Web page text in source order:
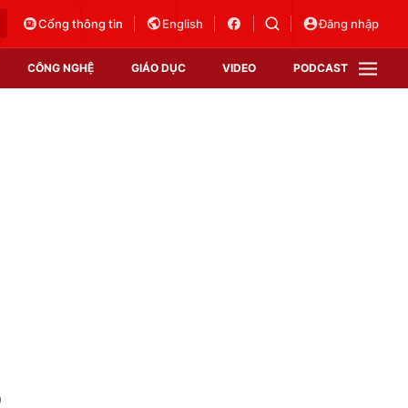
Cổng thông tin English Đăng nhập
CÔNG NGHỆ GIÁO DỤC VIDEO PODCAST